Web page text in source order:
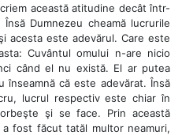
această atitudine decât într-
Dumnezeu cheamă lucrurile
acesta este adevărul. Care este
Cuvântul omului n-are nicio
când el nu există. El ar putea
că este adevărat. Însă
lucrul respectiv este chiar în
şi se face. Prin această
a fost făcut tatăl multor neamuri,